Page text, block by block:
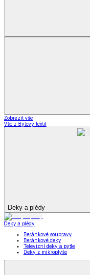
Zobrazit vše
Vše z Bytový textil
Deky a plédy
Deky a plédy
Beránkové soupravy
Beránkové deky
Televizní deky a pytle
Deky z mikroplyše